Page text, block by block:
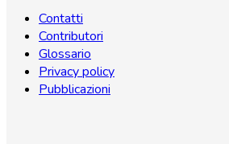
Contatti
Contributori
Glossario
Privacy policy
Pubblicazioni